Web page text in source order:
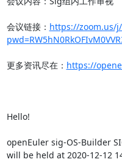
会议链接： https://zoom.us/j/
更多资讯尽在： https://
Hello!
openEuler sig-OS-Builder
will be held at 2020-12-12